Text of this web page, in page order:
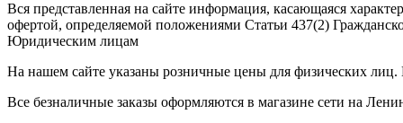
Паласы
Как
выбрать
Доставка
оплата
Вся представленная на сайте информация, касающаяся
офертой, определяемой положениями Статьи 437(2)
Юридическим лицам
На нашем сайте указаны розничные цены для физических лиц.
Все безналичные заказы оформляются в магазине сети на